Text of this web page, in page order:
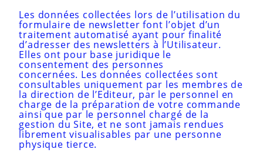
Les données collectées lors de l’utilisation du
formulaire de newsletter font l’objet d’un
traitement automatisé ayant pour finalité
d’adresser des newsletters à l’Utilisateur.
Elles ont pour base juridique le
consentement des personnes
concernées. Les données collectées sont
consultables uniquement par les membres de
la direction de l’Editeur, par le personnel en
charge de la préparation de votre commande
ainsi que par le personnel chargé de la
gestion du Site, et ne sont jamais rendues
librement visualisables par une personne
physique tierce.